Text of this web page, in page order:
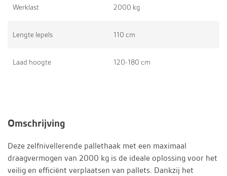
Werklast 2000 kg
Lengte lepels 110 cm
Laad hoogte 120-180 cm
Omschrijving
Deze zelfnivellerende pallethaak met een maximaal
draagvermogen van 2000 kg is de ideale oplossing voor het
veilig en efficiënt verplaatsen van pallets. Dankzij het